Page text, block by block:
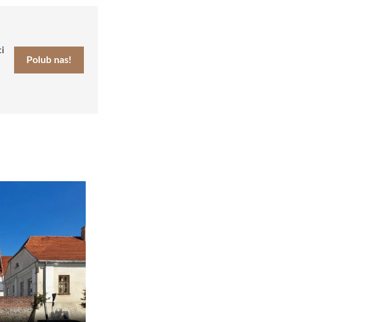
Polub nas!